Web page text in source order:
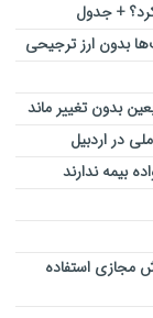
+ جدول
بدون ارز ترجیحی
بدون تغییر ماند
مجازی استفاده